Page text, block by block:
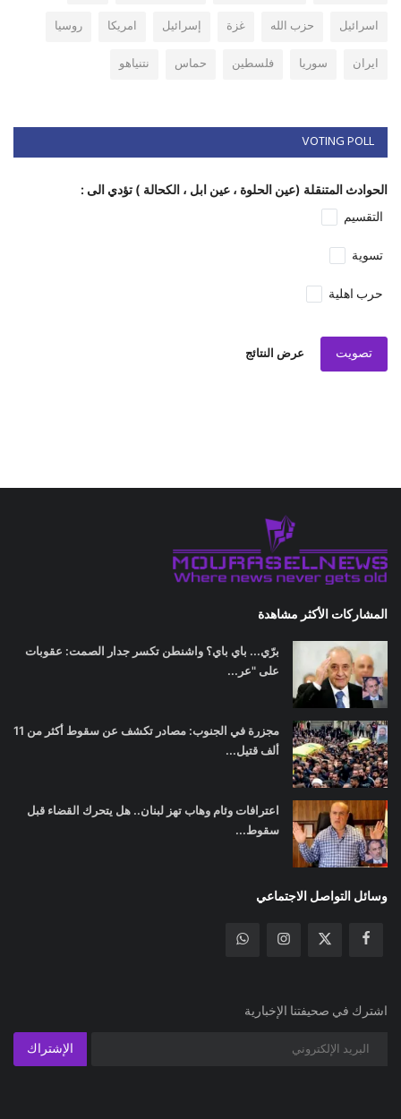
اسرائيل
حزب الله غزة إسرائيل امريكا
روسيا
ايران
سوريا فلسطين حماس نتنياهو
VOTING POLL
الحوادث المتنقلة (عين الحلوة ، عين ابل ، الكحالة ) تؤدي الى :
التقسيم
تسوية
حرب اهلية
تصويت عرض النتائج
المشاركات الأكثر مشاهدة
برّي... باي باي؟ واشنطن تكسر جدار الصمت: عقوبات
على "عر...
مجزرة في الجنوب: مصادر تكشف عن سقوط أكثر من 11
ألف قتيل...
اعترافات وئام وهاب تهز لبنان.. هل يتحرك القضاء قبل
سقوط...
وسائل التواصل الاجتماعي
اشترك في صحيفتنا الإخبارية
الإشتراك